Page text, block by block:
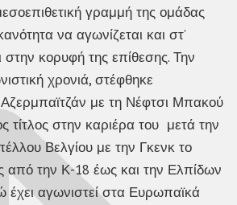
γραμμή της ομάδας
να αγωνίζεται και στ’
κορυφή της επίθεσης. Την
χρονιά, στέφθηκε
με τη Νέφτσι Μπακού
τίτλος στην καριέρα του μετά την
Βελγίου με την Γκενκ το
από την Κ-18 έως και την Ελπίδων
έχει αγωνιστεί στα Ευρωπαϊκά